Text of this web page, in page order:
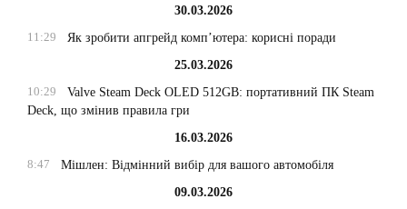
30.03.2026
11:29
Як зробити апгрейд комп’ютера: корисні поради
25.03.2026
10:29
Valve Steam Deck OLED 512GB: портативний ПК Steam
Deck, що змінив правила гри
16.03.2026
8:47
Мішлен: Відмінний вибір для вашого автомобіля
09.03.2026